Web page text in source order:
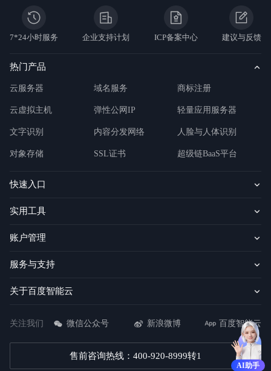
7*24小时服务 企业支持计划 ICP备案中心 建议与反馈
热门产品
云服务器 域名服务 商标注册
云虚拟主机 弹性公网IP 轻量应用服务器
文字识别 内容分发网络 人脸与人体识别
对象存储 SSL证书 超级链BaaS平台
快速入口
实用工具
账户管理
服务与支持
关于百度智能云
关注我们 微信公众号 新浪微博 百度智能云
售前咨询热线：400-920-8999转1
AI助手